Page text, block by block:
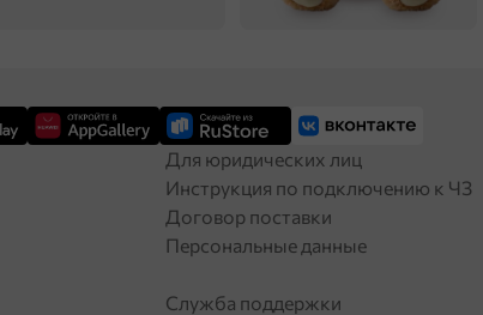
Для юридических лиц
Инструкция по подключению к ЧЗ
Договор поставки
Персональные данные
Служба поддержки